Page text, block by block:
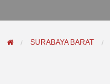
SURABAYA BARAT